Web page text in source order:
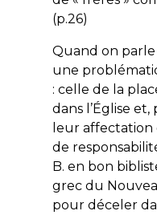
(p.26)
Quand on parle
une
: celle de la
dans l’Église
leur affectation
de
B. en bon
grec du
pour déceler